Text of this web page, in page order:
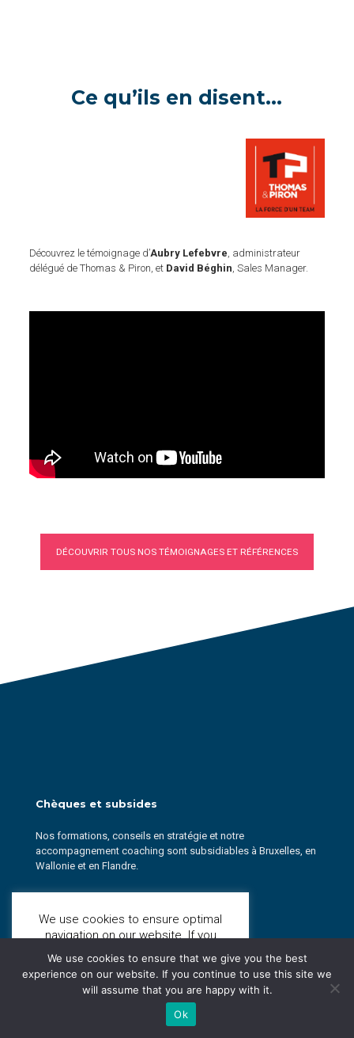
Ce qu’ils en disent…
Découvrez le témoignage d’Aubry Lefebvre, administrateur
délégué de Thomas & Piron, et David Béghin, Sales Manager.
DÉCOUVRIR TOUS NOS TÉMOIGNAGES ET RÉFÉRENCES
Chèques et subsides
Nos formations, conseils en stratégie et notre
accompagnement coaching sont subsidiables à Bruxelles, en
Wallonie et en Flandre.
Nos services
Formations en vente
We use cookies to ensure optimal
navigation on our website. If you
consider that you accept to receive
More Information Ok
We use cookies to ensure that we give you the best
experience on our website. If you continue to use this site we
will assume that you are happy with it.
Ok
Contactez-nous!